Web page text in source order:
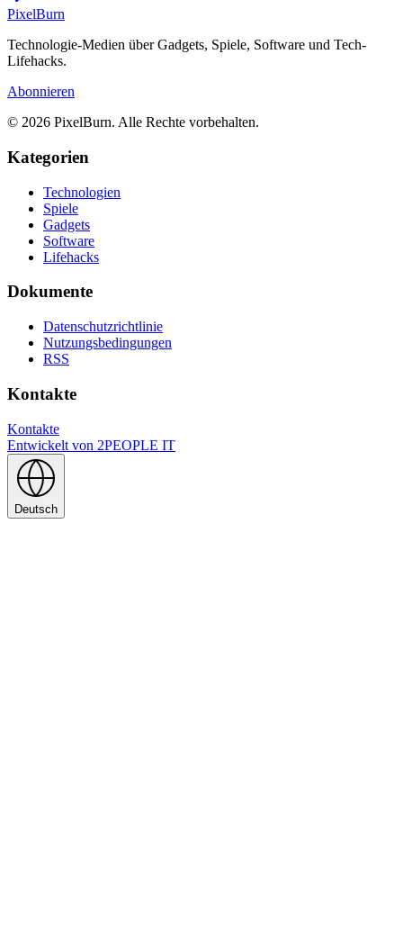
PixelBurn
Technologie-Medien über Gadgets, Spiele, Software und Tech-
Lifehacks.
Abonnieren
© 2026 PixelBurn. Alle Rechte vorbehalten.
Kategorien
Technologien
Spiele
Gadgets
Software
Lifehacks
Dokumente
Datenschutzrichtlinie
Nutzungsbedingungen
RSS
Kontakte
Kontakte
Entwickelt von 2PEOPLE IT
Deutsch